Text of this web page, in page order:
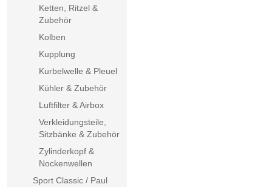
Ketten, Ritzel &
Zubehör
Kolben
Kupplung
Kurbelwelle & Pleuel
Kühler & Zubehör
Luftfilter & Airbox
Verkleidungsteile,
Sitzbänke & Zubehör
Zylinderkopf &
Nockenwellen
Sport Classic / Paul